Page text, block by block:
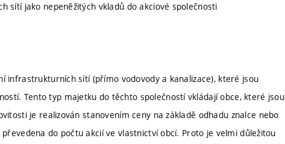
sítí jako nepeněžitých vkladů do akciové společnosti
infrastrukturních sítí (přímo vodovody a kanalizace), které jsou
Tento typ majetku do těchto společností vkládají obce, které jsou
je realizován stanovením ceny na základě odhadu znalce nebo
do počtu akcií ve vlastnictví obcí. Proto je velmi důležitou